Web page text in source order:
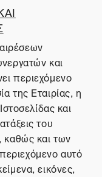
και
περιεχόμενο
της Εταιρίας, η
και
του
καθώς και των
αυτό
εικόνες,